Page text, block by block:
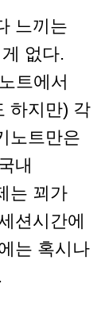
느끼는
없다.
트에서
하지만) 각
노트만은
내
는 꾀가
션시간에
는 혹시나